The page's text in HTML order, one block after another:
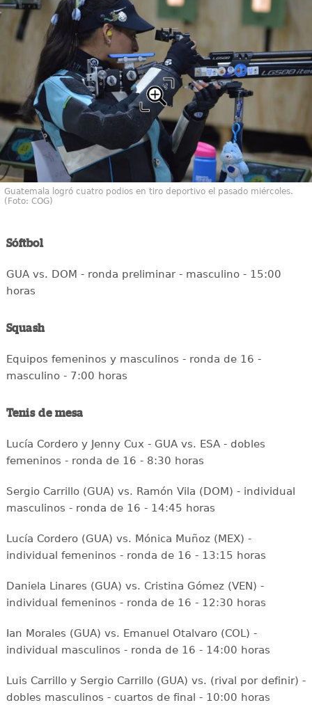
Guatemala logró cuatro podios en tiro deportivo el pasado miércoles.
(Foto: COG)
Sóftbol
GUA vs. DOM - ronda preliminar - masculino - 15:00
horas
Squash
Equipos femeninos y masculinos - ronda de 16 -
masculino - 7:00 horas
Tenis de mesa
Lucía Cordero y Jenny Cux - GUA vs. ESA - dobles
femeninos - ronda de 16 - 8:30 horas
Sergio Carrillo (GUA) vs. Ramón Vila (DOM) - individual
masculinos - ronda de 16 - 14:45 horas
Lucía Cordero (GUA) vs. Mónica Muñoz (MEX) -
individual femeninos - ronda de 16 - 13:15 horas
Daniela Linares (GUA) vs. Cristina Gómez (VEN) -
individual femeninos - ronda de 16 - 12:30 horas
Ian Morales (GUA) vs. Emanuel Otalvaro (COL) -
individual masculinos - ronda de 16 - 14:00 horas
Luis Carrillo y Sergio Carrillo (GUA) vs. (rival por definir) -
dobles masculinos - cuartos de final - 10:00 horas